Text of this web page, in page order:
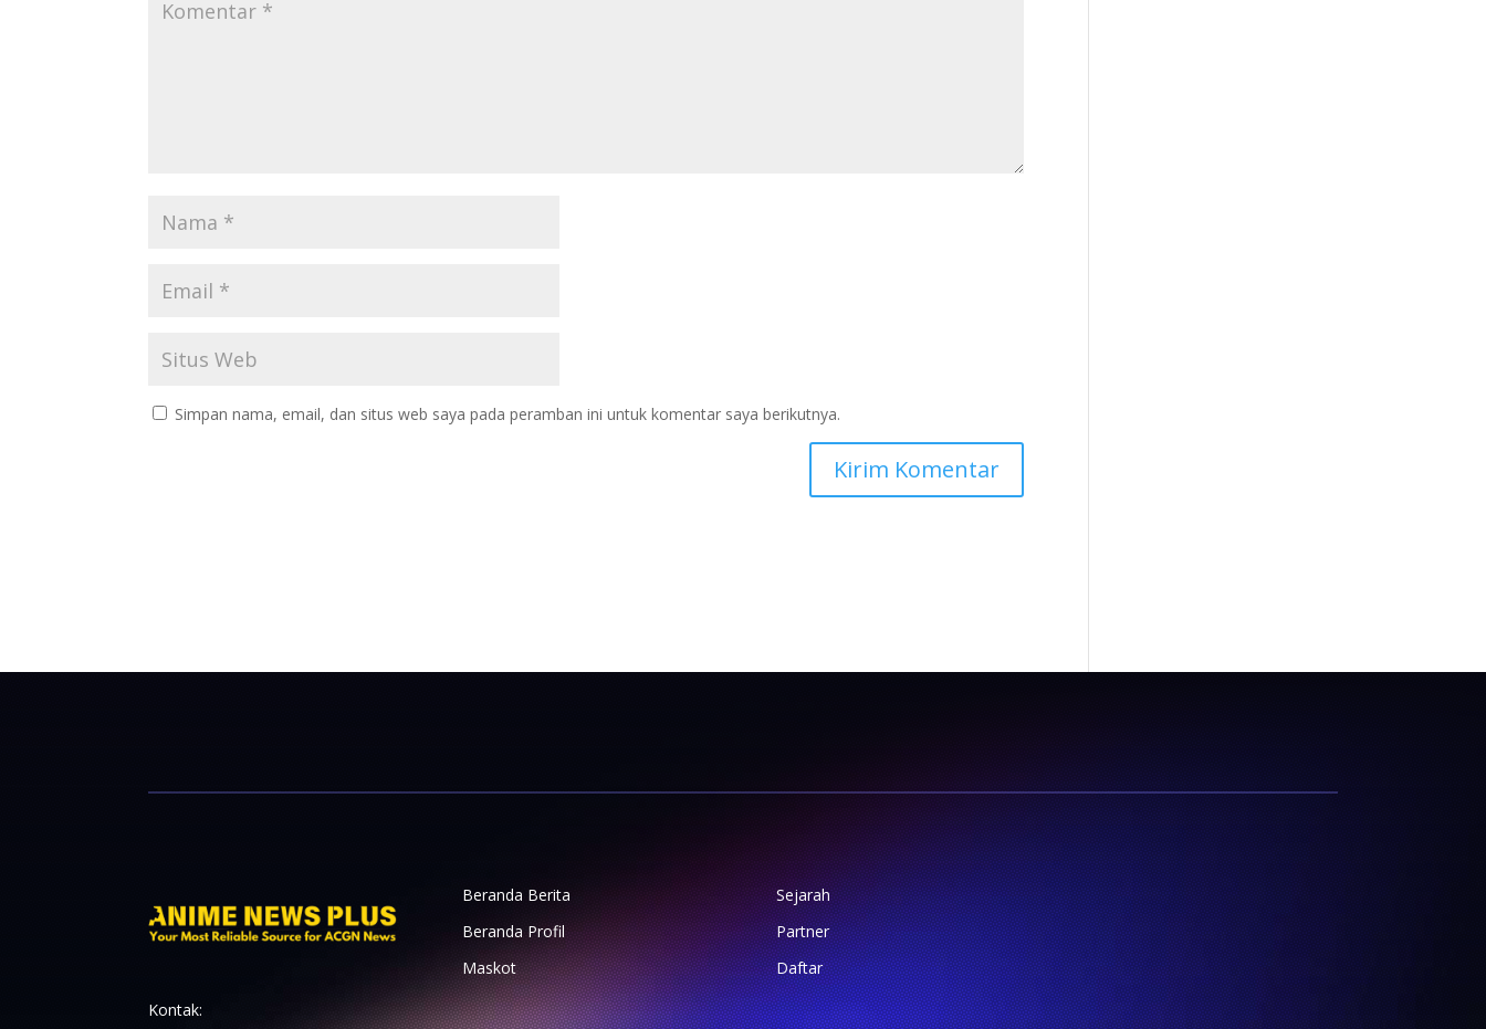
Simpan nama, email, dan situs web saya pada peramban ini untuk komentar saya berikutnya.
Kontak:
Beranda Berita
Beranda Profil
Maskot
Sejarah
Partner
Daftar